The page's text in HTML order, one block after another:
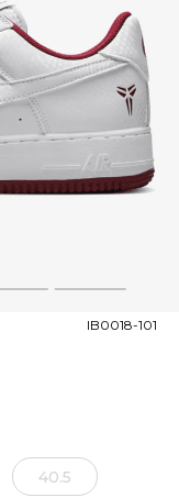
4 5
IB0018-101
40.5